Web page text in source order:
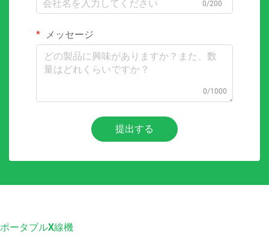
0/200
メッセージ
0/1000
提出する
ポータブルX線機